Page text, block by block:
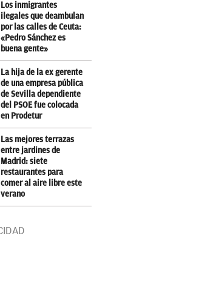
Los inmigrantes
ilegales que deambulan
por las calles de Ceuta:
«Pedro Sánchez es
buena gente»
La hija de la ex gerente
de una empresa pública
de Sevilla dependiente
del PSOE fue colocada
en Prodetur
Las mejores terrazas
entre jardines de
Madrid: siete
restaurantes para
comer al aire libre este
verano